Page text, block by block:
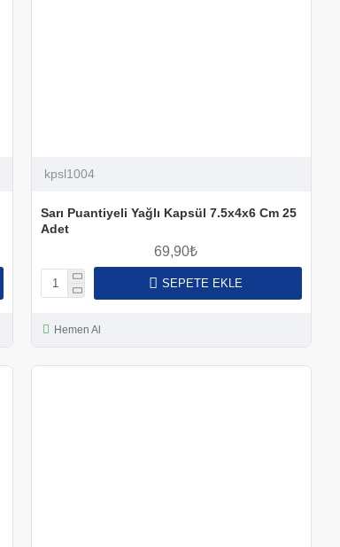
kpsl1004
Sarı Puantiyeli Yağlı Kapsül 7.5x4x6 Cm 25
Adet
69,90₺
SEPETE EKLE
Hemen Al